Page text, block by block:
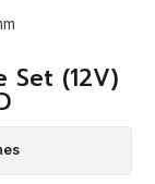
Set (12V)